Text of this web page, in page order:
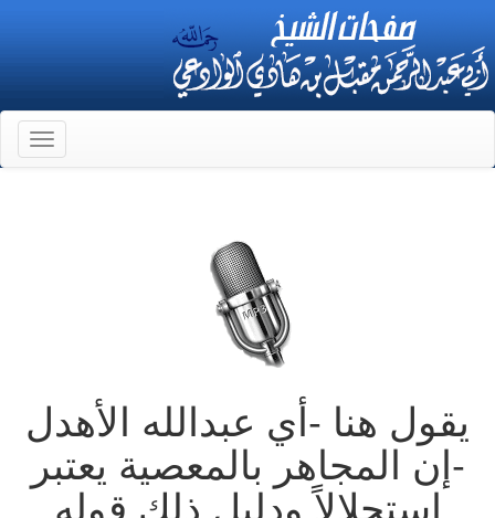
يقول هنا -أي عبدالله الأهدل
-إن المجاهر بالمعصية يعتبر
استحلالاً ودليل ذلك قوله